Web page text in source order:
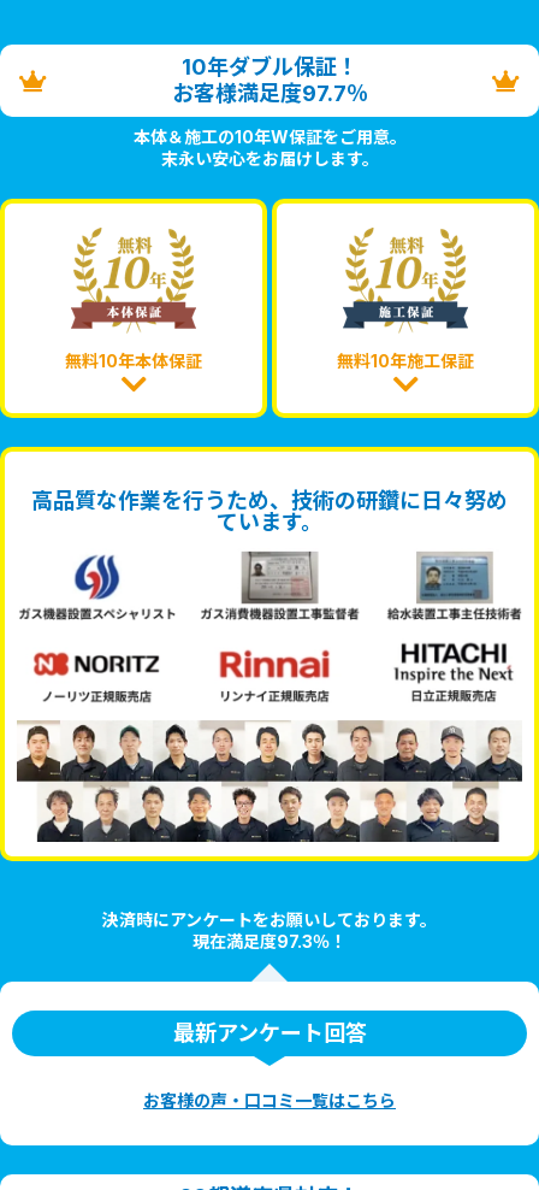
10年ダブル保証！
お客様満足度97.7％
本体＆施工の10年W保証をご用意。
末永い安心をお届けします。
無料10年本体保証 無料10年施工保証
高品質な作業を行うため、技術の研鑽に日々努め
ています。
決済時にアンケートをお願いしております。
現在満足度97.3％！
最新アンケート回答
お客様の声・口コミ一覧はこちら